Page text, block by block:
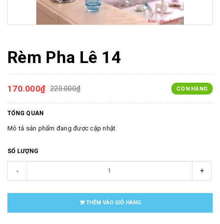
Rèm Pha Lê 14
170.000₫ 220.000₫ CÒN HÀNG
TỔNG QUAN
Mô tả sản phẩm đang được cập nhật
SỐ LƯỢNG
- +
THÊM VÀO GIỎ HÀNG